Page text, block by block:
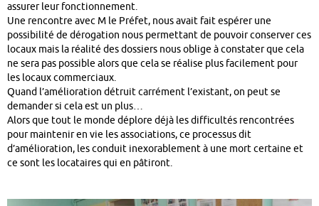
assurer leur fonctionnement.
Une rencontre avec M le Préfet, nous avait fait espérer une
possibilité de dérogation nous permettant de pouvoir conserver ces
locaux mais la réalité des dossiers nous oblige à constater que cela
ne sera pas possible alors que cela se réalise plus facilement pour
les locaux commerciaux.
Quand l’amélioration détruit carrément l’existant, on peut se
demander si cela est un plus…
Alors que tout le monde déplore déjà les difficultés rencontrées
pour maintenir en vie les associations, ce processus dit
d’amélioration, les conduit inexorablement à une mort certaine et
ce sont les locataires qui en pâtiront.